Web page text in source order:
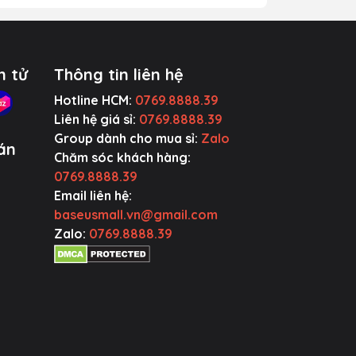
tử Thông tin liên hệ
Hotline HCM: 0769.8888.39
Liên hệ giá sỉ: 0769.8888.39
Group dành cho mua sỉ: Zalo
Chăm sóc khách hàng:
0769.8888.39
Email liên hệ:
baseusmall.vn@gmail.com
Zalo: 0769.8888.39